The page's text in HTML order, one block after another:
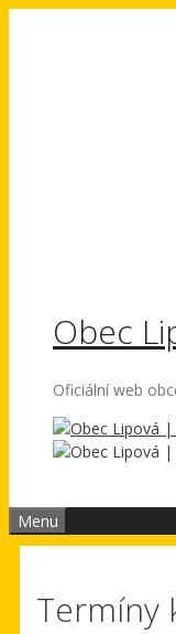
Obec
Oficiální web
Menu
Termíny